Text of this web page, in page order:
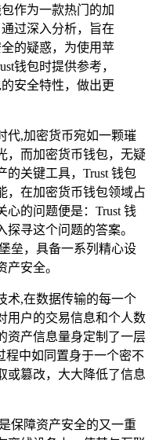
包作为一款热门的加
过深入分析，旨在
的疑惑，为使用苹
钱包时提供参考，
安全特性，做出更
代,加密货币宛如一颗璀
，而加密货币钱包，无疑
的关键工具，Trust 钱包
，在加密货币钱包领域占
的问题便是：Trust 钱
寻这个问题的答案。
垒，具备一系列精心设
安全。
术,在数据传输的每一个
用户的交易信息和个人数
资产信息量身定制了一层
程中如同置身于一个密不
或篡改，大大降低了信息
保障资产安全的又一重